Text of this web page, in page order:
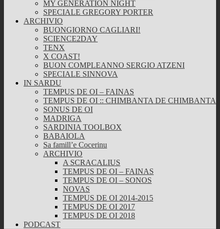
MY GENERATION NIGHT
SPECIALE GREGORY PORTER
ARCHIVIO
BUONGIORNO CAGLIARI!
SCIENCE2DAY
TENX
X COAST!
BUON COMPLEANNO SERGIO ATZENI
SPECIALE SINNOVA
IN SARDU
TEMPUS DE OI – FAINAS
TEMPUS DE OI :: CHIMBANTA DE CHIMBANTA
SONUS DE OI
MADRIGA
SARDINIA TOOLBOX
BABAIOLA
Sa famill’e Cocerinu
ARCHIVIO
A SCRACALIUS
TEMPUS DE OI – FAINAS
TEMPUS DE OI – SONOS
NOVAS
TEMPUS DE OI 2014-2015
TEMPUS DE OI 2017
TEMPUS DE OI 2018
PODCAST